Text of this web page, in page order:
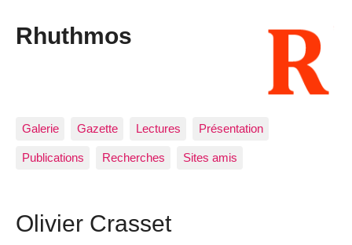
Rhuthmos
Galerie Gazette Lectures Présentation
Publications Recherches Sites amis
Olivier Crasset